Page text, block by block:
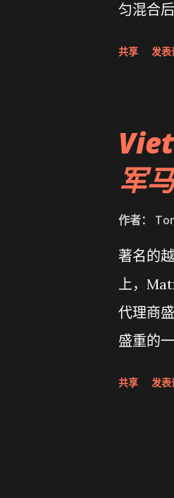
匀混合
共享 发表
军
作者：
著名的
上，
代理商
盛重的一
共享 发表